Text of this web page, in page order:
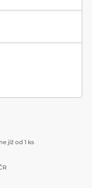
již od 1 ks